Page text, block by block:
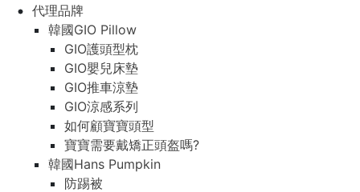
代理品牌
韓國GIO Pillow
GIO護頭型枕
GIO嬰兒床墊
GIO推車涼墊
GIO涼感系列
如何顧寶寶頭型
寶寶需要戴矯正頭盔嗎?
韓國Hans Pumpkin
防踢被